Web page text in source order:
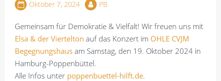
Oktober 7, 2024 PB
Gemeinsam für Demokratie & Vielfalt! Wir freuen uns mit
Elsa & der Viertelton auf das Konzert im OHLE CVJM
Begegnungshaus am Samstag, den 19. Oktober 2024 in
Hamburg-Poppenbüttel.
Alle Infos unter poppenbuettel-hilft.de.